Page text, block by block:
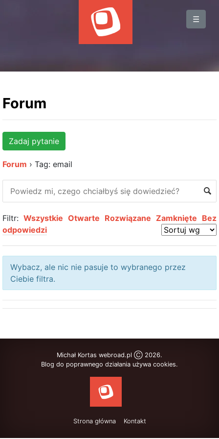
☰
BLOG
WYDARZENIA
HOSTING
Forum
Zadaj pytanie
Forum › Tag: email
Filtr: Wszystkie Otwarte Rozwiązane Zamknięte Bez
odpowiedzi
Wybacz, ale nic nie pasuje to wybranego przez
Ciebie filtra.
Michał Kortas webroad.pl Ⓒ 2026.
Blog do poprawnego działania używa cookies.
Strona główna Kontakt